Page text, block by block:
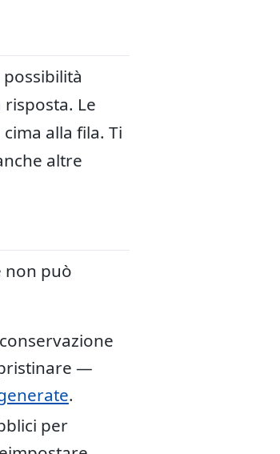
Le
alla fila. Ti
altre
non può
—
.
per